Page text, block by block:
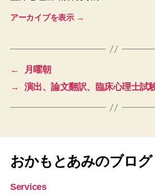
アーカイブを表示 →
←
月曜朝
→
演出、論文翻訳、臨床心理士試
おかもとあみのブログ
Services